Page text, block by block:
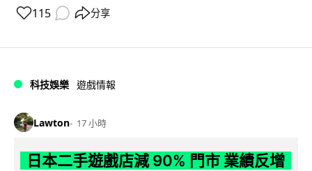
115 分享
科技娛樂 遊戲情報
Lawton 17 小時
日本二手遊戲店減 90% 門市 業績反增